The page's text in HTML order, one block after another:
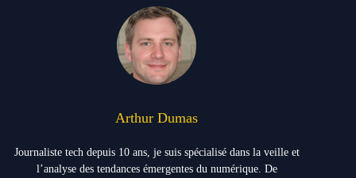
Arthur Dumas
Journaliste tech depuis 10 ans, je suis spécialisé dans la veille et
l’analyse des tendances émergentes du numérique. De